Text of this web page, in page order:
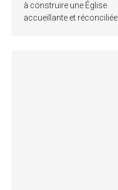
à construire une Église
accueillante et réconciliée